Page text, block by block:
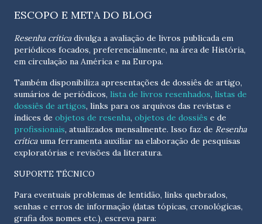
ESCOPO E META DO BLOG
Resenha críticadivulga a avaliação de livros publicada em
periódicos focados, preferencialmente, na área de História,
em circulação na América e na Europa.
Também disponibiliza apresentações de dossiês de artigo,
sumários de periódicos, lista de livros resenhados, listas de
dossiês de artigos, links para os arquivos das revistas e
índices de objetos de resenha, objetos de dossiês e de
profissionais, atualizados mensalmente. Isso faz de Resenha
críticauma ferramenta auxiliar na elaboração de pesquisas
exploratórias e revisões da literatura.
SUPORTE TÉCNICO
Para eventuais problemas de lentidão, links quebrados,
senhas e erros de informação (datas tópicas, cronológicas,